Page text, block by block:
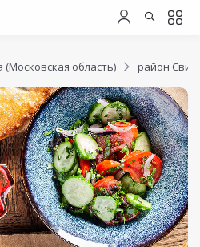
(Московская область) район